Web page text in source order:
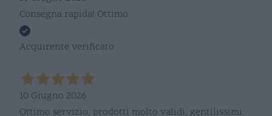
Consegna rapida! Ottimo
Acquirente verificato
10 Giugno 2026
Ottimo servizio, prodotti molto validi, gentilissimi.